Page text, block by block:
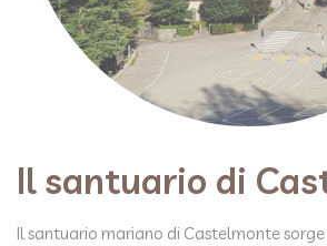
Il santuario di
Il santuario mariano di Castelmonte sorge